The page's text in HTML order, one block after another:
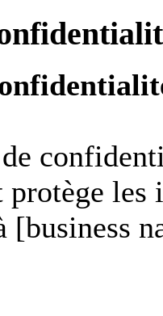
les
[business